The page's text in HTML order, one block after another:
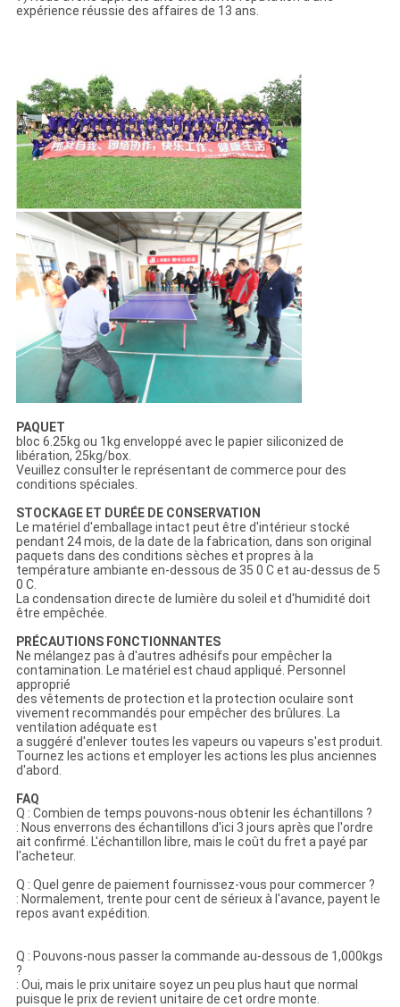
expérience réussie des affaires de 13 ans.
PAQUET
bloc 6.25kg ou 1kg enveloppé avec le papier siliconized de
libération, 25kg/box.
Veuillez consulter le représentant de commerce pour des
conditions spéciales.
STOCKAGE ET DURÉE DE CONSERVATION
Le matériel d'emballage intact peut être d'intérieur stocké
pendant 24 mois, de la date de la fabrication, dans son original
paquets dans des conditions sèches et propres à la
température ambiante en-dessous de 35 0 C et au-dessus de 5
0 C.
La condensation directe de lumière du soleil et d'humidité doit
être empêchée.
PRÉCAUTIONS FONCTIONNANTES
Ne mélangez pas à d'autres adhésifs pour empêcher la
contamination. Le matériel est chaud appliqué. Personnel
approprié
des vêtements de protection et la protection oculaire sont
vivement recommandés pour empêcher des brûlures. La
ventilation adéquate est
a suggéré d'enlever toutes les vapeurs ou vapeurs s'est produit.
Tournez les actions et employer les actions les plus anciennes
d'abord.
FAQ
Q : Combien de temps pouvons-nous obtenir les échantillons ?
: Nous enverrons des échantillons d'ici 3 jours après que l'ordre
ait confirmé. L'échantillon libre, mais le coût du fret a payé par
l'acheteur.
Q : Quel genre de paiement fournissez-vous pour commercer ?
: Normalement, trente pour cent de sérieux à l'avance, payent le
repos avant expédition.
Q : Pouvons-nous passer la commande au-dessous de 1,000kgs
?
: Oui, mais le prix unitaire soyez un peu plus haut que normal
puisque le prix de revient unitaire de cet ordre monte.